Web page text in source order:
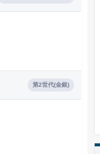
第2世代(金銀)